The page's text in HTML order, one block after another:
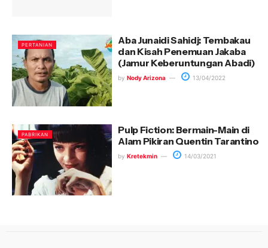
PERTANIAN
Aba Junaidi Sahidj: Tembakau
dan Kisah Penemuan Jakaba
(Jamur Keberuntungan Abadi)
by Nody Arizona 13/04/2022
PABRIKAN
Pulp Fiction: Bermain-Main di
Alam Pikiran Quentin Tarantino
by Kretekmin 14/03/2021